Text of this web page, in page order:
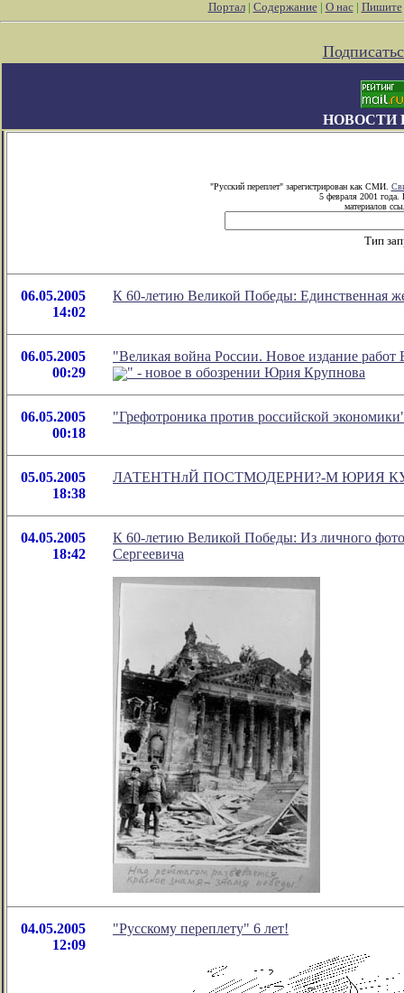
Портал| Содержание| О нас| Пишите
НОВОСТИ
"Русский переплет" зарегистрирован как СМИ.
5 февраля 2001 года.
материалов
Тип
06.05.2005
14:02
К 60-летию Великой Победы: Единственная
06.05.2005
00:29
"Великая война России. Новое издание
" - новое в обозрении Юрия Крупнова
06.05.2005
00:18
"Грефотроника против российской
05.05.2005
18:38
ЛАТЕНТНлЙ ПОСТМОДЕРНИ?-М ЮРИЯ
04.05.2005
18:42
К 60-летию Великой Победы: Из личного
Сергеевича
04.05.2005
12:09
"Русскому переплету" 6 лет!